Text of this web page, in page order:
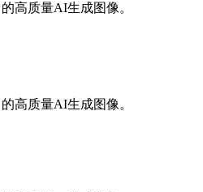
高质量AI生成图像。
高质量AI生成图像。